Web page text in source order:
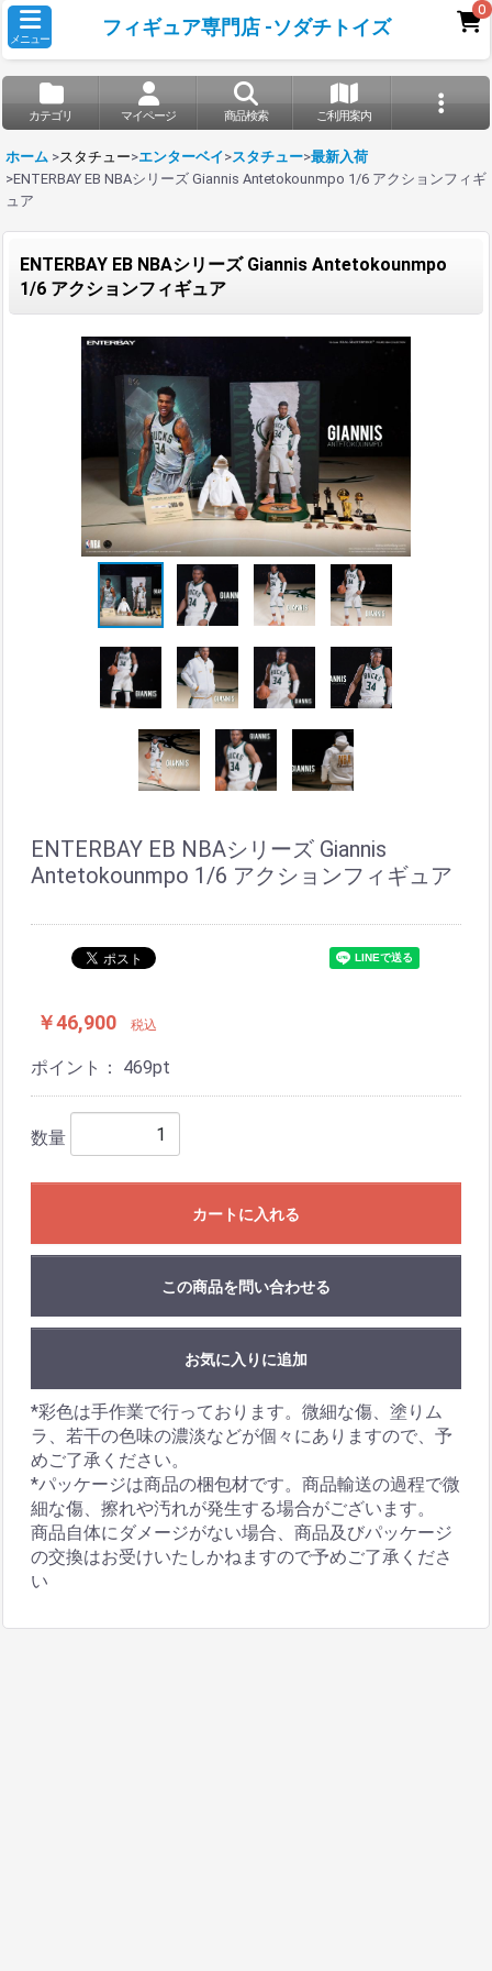
メニュー
フィギュア専門店 -ソダチトイズ
0
カテゴリ マイページ 商品検索 ご利用案内
ホーム >スタチュー>エンターベイ>スタチュー>最新入荷
>ENTERBAY EB NBAシリーズ Giannis Antetokounmpo 1/6 アクションフィギ
ュア
ENTERBAY EB NBAシリーズ Giannis Antetokounmpo
1/6 アクションフィギュア
ENTERBAY EB NBAシリーズ Giannis
Antetokounmpo 1/6 アクションフィギュア
￥46,900 税込
ポイント： 469pt
数量
カートに入れる
この商品を問い合わせる
お気に入りに追加
*彩色は手作業で行っております。微細な傷、塗りム
ラ、若干の色味の濃淡などが個々にありますので、予
めご了承ください。
*パッケージは商品の梱包材です。商品輸送の過程で微
細な傷、擦れや汚れが発生する場合がございます。
商品自体にダメージがない場合、商品及びパッケージ
の交換はお受けいたしかねますので予めご了承くださ
い